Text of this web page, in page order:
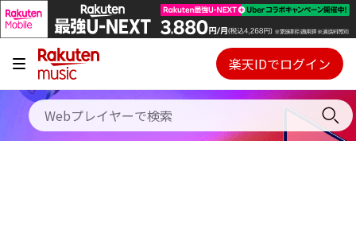
キャンペーン
料金プラン
使い方
Webプレイヤー
ご契約内容の確認・変更
楽天IDでログイン